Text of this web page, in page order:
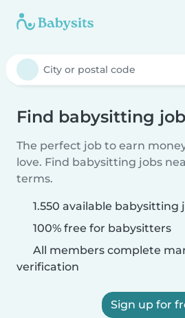
Find babysitting
The perfect job to earn
love. Find babysitting jobs
terms.
1.550 available babysitting
100% free for babysitters
All members complete
verification
Sign up for